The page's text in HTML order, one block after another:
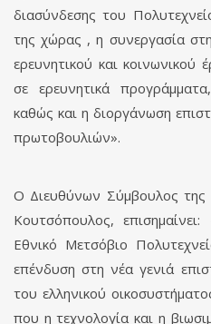
διασύνδεσης του
της χώρας , η συνεργασία
ερευνητικού και κοινωνικού
σε ερευνητικά
καθώς και η διοργάνωση
πρωτοβουλιών».
O Διευθύνων Σύμβουλος
Κουτσόπουλος,
Εθνικό Μετσόβιο
επένδυση στη νέα γενιά
του ελληνικού
που η τεχνολογία και η